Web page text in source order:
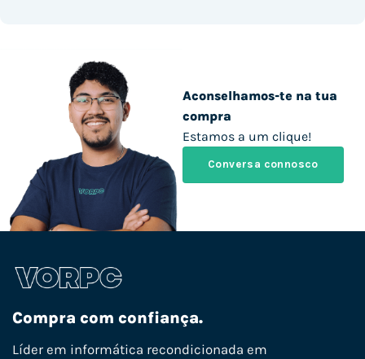
Aconselhamos-te na tua
compra
Estamos a um clique!
Conversa connosco
Compra com confiança.
Líder em informática recondicionada em